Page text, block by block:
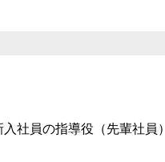
社員の指導役（先輩社員）